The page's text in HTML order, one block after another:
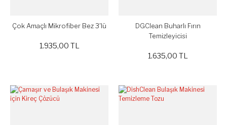
Çok Amaçlı Mikrofiber Bez 3'lü
1.935,00 TL
DGClean Buharlı Fırın
Temizleyicisi
1.635,00 TL